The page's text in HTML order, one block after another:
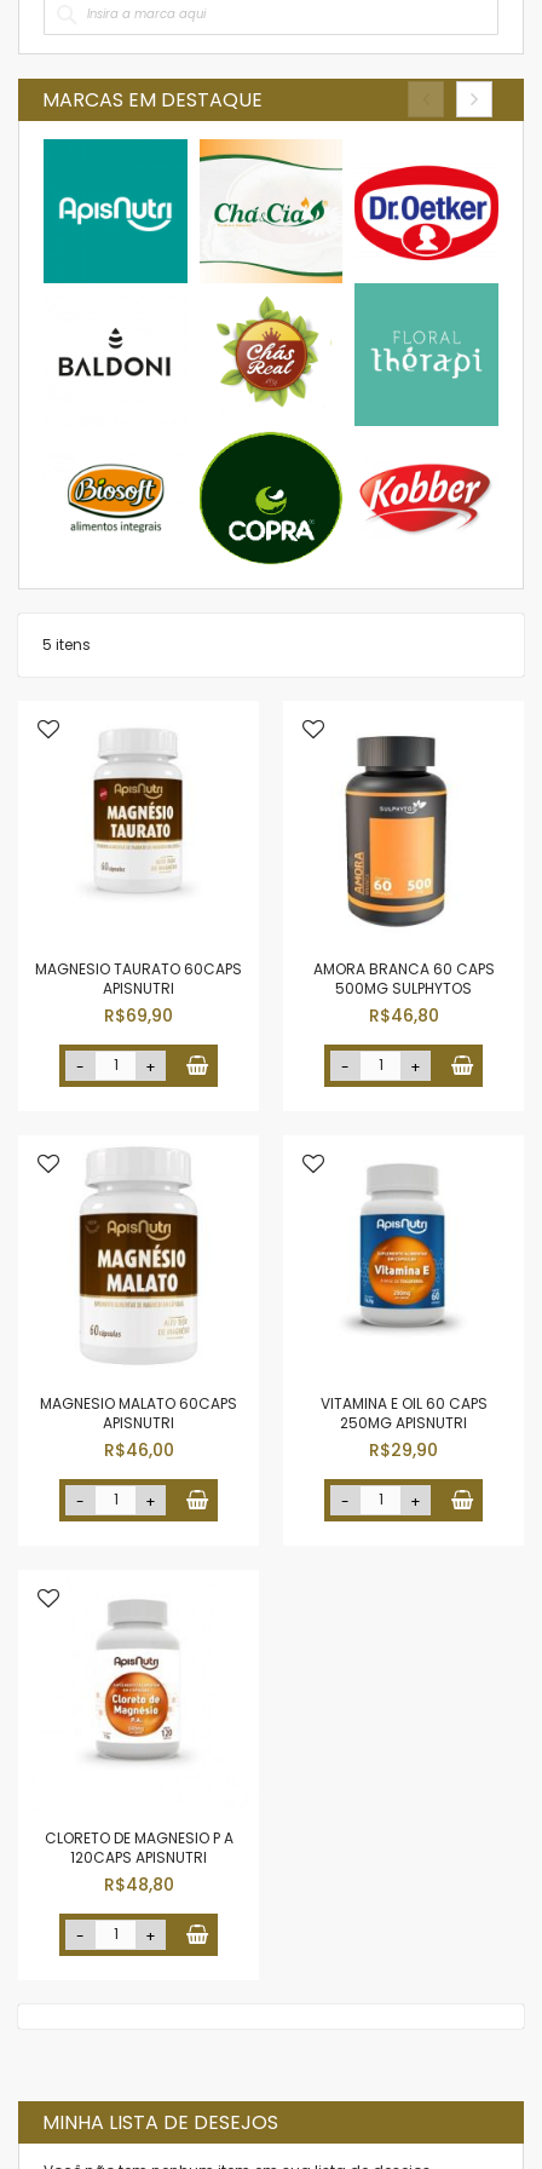
5 itens
MAGNESIO TAURATO 60CAPS
APISNUTRI
R$69,90
- +
AMORA BRANCA 60 CAPS
500MG SULPHYTOS
R$46,80
- +
MAGNESIO MALATO 60CAPS
APISNUTRI
R$46,00
- +
VITAMINA E OIL 60 CAPS
250MG APISNUTRI
R$29,90
- +
CLORETO DE MAGNESIO P A
120CAPS APISNUTRI
R$48,80
- +
MARCAS EM DESTAQUE
MINHA LISTA DE DESEJOS